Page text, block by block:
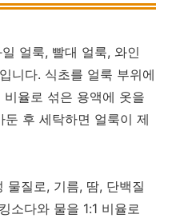
얼룩, 빨대 얼룩, 와인
니다. 식초를 얼룩 부위에
비율로 섞은 용액에 옷을
후 세탁하면 얼룩이 제
물질로, 기름, 땀, 단백질
소다와 물을 1:1 비율로